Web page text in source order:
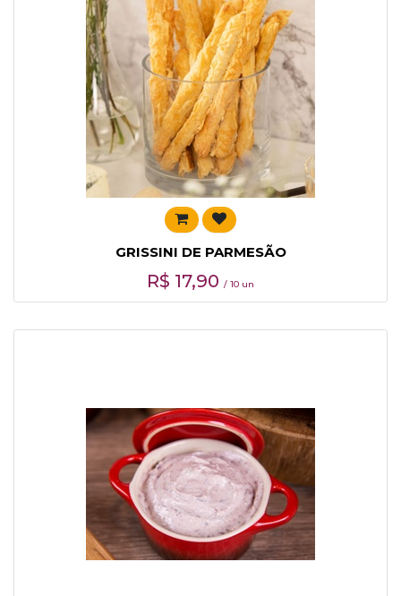
GRISSINI DE PARMESÃO
R$ 17,90 / 10 un